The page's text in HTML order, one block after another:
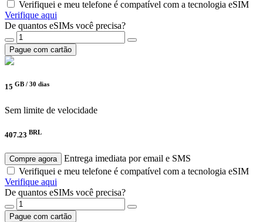
Verifiquei e meu telefone é compatível com a tecnologia eSIM
Verifique aqui
De quantos eSIMs você precisa?
Pague com cartão
15 GB / 30 dias
Sem limite de velocidade
407.23 BRL
Compre agora
Entrega imediata por email e SMS
Verifiquei e meu telefone é compatível com a tecnologia eSIM
Verifique aqui
De quantos eSIMs você precisa?
Pague com cartão